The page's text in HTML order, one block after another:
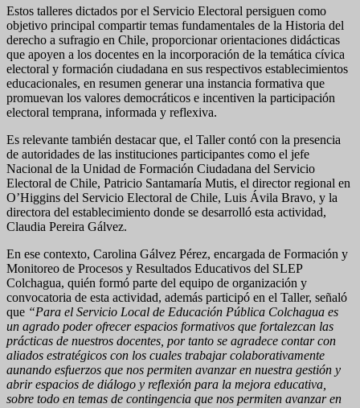
Estos talleres dictados por el Servicio Electoral persiguen como
objetivo principal compartir temas fundamentales de la Historia del
derecho a sufragio en Chile, proporcionar orientaciones didácticas
que apoyen a los docentes en la incorporación de la temática cívica
electoral y formación ciudadana en sus respectivos establecimientos
educacionales, en resumen generar una instancia formativa que
promuevan los valores democráticos e incentiven la participación
electoral temprana, informada y reflexiva.
Es relevante también destacar que, el Taller contó con la presencia
de autoridades de las instituciones participantes como el jefe
Nacional de la Unidad de Formación Ciudadana del Servicio
Electoral de Chile, Patricio Santamaría Mutis, el director regional en
O’Higgins del Servicio Electoral de Chile, Luis Ávila Bravo, y la
directora del establecimiento donde se desarrolló esta actividad,
Claudia Pereira Gálvez.
En ese contexto, Carolina Gálvez Pérez, encargada de Formación y
Monitoreo de Procesos y Resultados Educativos del SLEP
Colchagua, quién formó parte del equipo de organización y
convocatoria de esta actividad, además participó en el Taller, señaló
que “Para el Servicio Local de Educación Pública Colchagua es
un agrado poder ofrecer espacios formativos que fortalezcan las
prácticas de nuestros docentes, por tanto se agradece contar con
aliados estratégicos con los cuales trabajar colaborativamente
aunando esfuerzos que nos permiten avanzar en nuestra gestión y
abrir espacios de diálogo y reflexión para la mejora educativa,
sobre todo en temas de contingencia que nos permiten avanzar en